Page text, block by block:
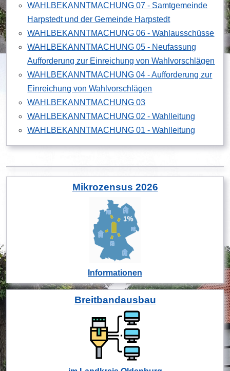
WAHLBEKANNTMACHUNG 07 - Samtgemeinde
Harpstedt und der Gemeinde Harpstedt
WAHLBEKANNTMACHUNG 06 - Wahlausschüsse
WAHLBEKANNTMACHUNG 05 - Neufassung
Aufforderung zur Einreichung von Wahlvorschlägen
WAHLBEKANNTMACHUNG 04 - Aufforderung zur
Einreichung von Wahlvorschlägen
WAHLBEKANNTMACHUNG 03
WAHLBEKANNTMACHUNG 02 - Wahlleitung
WAHLBEKANNTMACHUNG 01 - Wahlleitung
Mikrozensus 2026
Informationen
Breitbandausbau